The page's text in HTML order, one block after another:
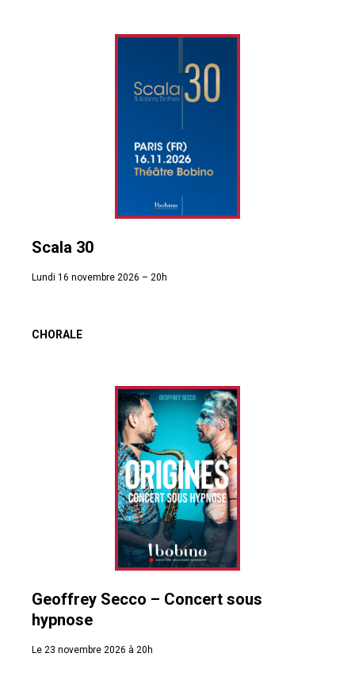
Scala 30
Lundi 16 novembre 2026 – 20h
CHORALE
Geoffrey Secco – Concert sous
hypnose
Le 23 novembre 2026 à 20h